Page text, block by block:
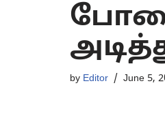
by Editor June 5,